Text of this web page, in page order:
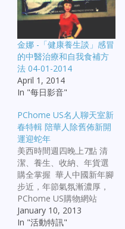
金娜 -「健康養生談」感冒
的中醫治療和自我食補方
法 04-01-2014
April 1, 2014
In "每日影音"
PChome US名人聊天室新
春特輯 陪華人除舊佈新開
運迎蛇年
美西時間週四晚上7點 清
潔、養生、收納、年貨選
購全掌握 華人中國新年腳
步近，年節氣氛漸濃厚，
PChome US購物網站
(http://www.pchomeus.com/)
【名人聊天室】網路廣播
January 10, 2013
In "活動特訊"